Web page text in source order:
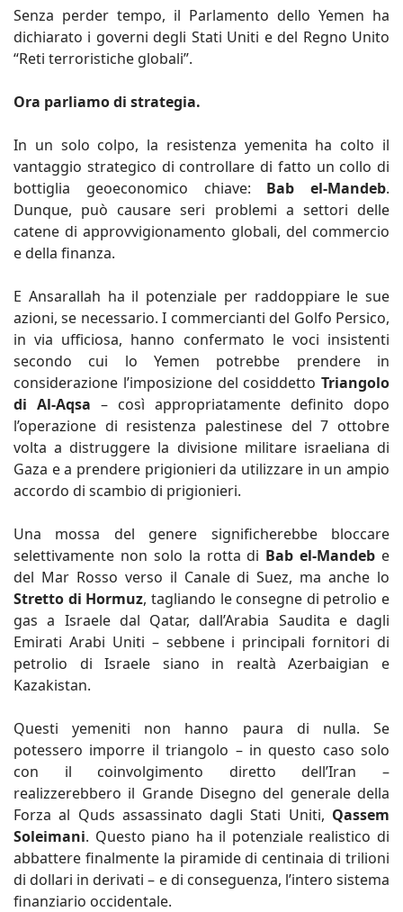
Senza perder tempo, il Parlamento dello Yemen ha
dichiarato i governi degli Stati Uniti e del Regno Unito
“Reti terroristiche globali”.
Ora parliamo di strategia.
In un solo colpo, la resistenza yemenita ha colto il
vantaggio strategico di controllare di fatto un collo di
bottiglia geoeconomico chiave: Bab el-Mandeb.
Dunque, può causare seri problemi a settori delle
catene di approvvigionamento globali, del commercio
e della finanza.
E Ansarallah ha il potenziale per raddoppiare le sue
azioni, se necessario. I commercianti del Golfo Persico,
in via ufficiosa, hanno confermato le voci insistenti
secondo cui lo Yemen potrebbe prendere in
considerazione l’imposizione del cosiddetto Triangolo
di Al-Aqsa – così appropriatamente definito dopo
l’operazione di resistenza palestinese del 7 ottobre
volta a distruggere la divisione militare israeliana di
Gaza e a prendere prigionieri da utilizzare in un ampio
accordo di scambio di prigionieri.
Una mossa del genere significherebbe bloccare
selettivamente non solo la rotta di Bab el-Mandeb e
del Mar Rosso verso il Canale di Suez, ma anche lo
Stretto di Hormuz, tagliando le consegne di petrolio e
gas a Israele dal Qatar, dall’Arabia Saudita e dagli
Emirati Arabi Uniti – sebbene i principali fornitori di
petrolio di Israele siano in realtà Azerbaigian e
Kazakistan.
Questi yemeniti non hanno paura di nulla. Se
potessero imporre il triangolo – in questo caso solo
con il coinvolgimento diretto dell’Iran –
realizzerebbero il Grande Disegno del generale della
Forza al Quds assassinato dagli Stati Uniti, Qassem
Soleimani. Questo piano ha il potenziale realistico di
abbattere finalmente la piramide di centinaia di trilioni
di dollari in derivati – e di conseguenza, l’intero sistema
finanziario occidentale.